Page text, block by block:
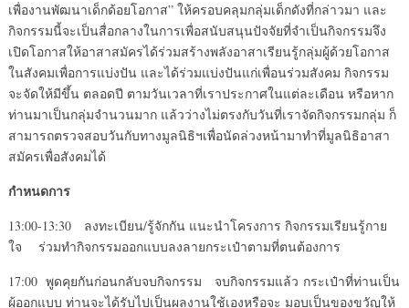
เพื่องานพัฒนาเด็กด้อยโอกาส” ให้ครอบคลุมกลุ่มเด็กดังที่กล่าวมา และ
กิจกรรมนี้จะเป็นสื่อกลางในการเพื่อสนับสนุนปัจจัยที่จำเป็นกิจกรรมจึง
เปิดโอกาสให้อาสาสมัครได้ร่วมสร้างพลังอาสาเรียนรู้กลุ่มผู้ด้วยโอกาส
ในสังคมเพื่อการแบ่งปัน และได้ร่วมแบ่งปันแก่เพื่อนร่วมสังคม กิจกรรม
จะจัดให้มีขึ้น ตลอดปี ตามวันเวลาที่เราประกาศในแต่ละเดือน หรือหาก
ท่านมาเป็นกลุ่มจำนวนมาก แล้วว่างไม่ตรงกับวันที่เราจัดกิจกรรมกลุ่ม ก็
สามารถตรวจสอบวันกับทางมูลนิธิฯเพื่อนัดล่วงหน้ามาทำที่มูลนิธิอาสา
สมัครเพื่อสังคมได้
กำหนดการ
13:00-13:30 ลงทะเบียน/รู้จักกัน แนะนำโครงการ กิจกรรมเรียนรู้กาย
ใจ ร่วมทำกิจกรรมออกแบบลงลายกระเป๋าตามที่ตนต้องการ
17:00 พูดคุยกันก่อนกลับจบกิจกรรม จบกิจกรรมแล้ว กระเป๋าที่ท่านเป็น
ผู้ออกแบบ ท่านจะได้รับไปเป็นผลงานใช้เองหรือจะ มอบเป็นของขวัญให้